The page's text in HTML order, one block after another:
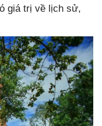
giá trị về lịch sử,